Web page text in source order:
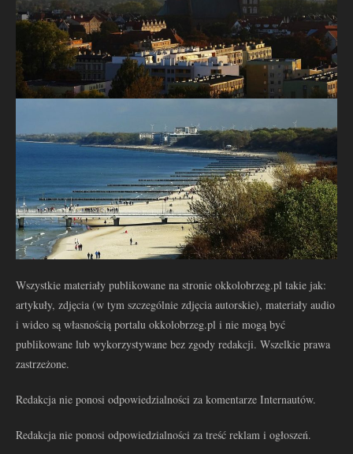
Wszystkie materiały publikowane na stronie okkolobrzeg.pl takie jak:
artykuły, zdjęcia (w tym szczególnie zdjęcia autorskie), materiały audio
i wideo są własnością portalu okkolobrzeg.pl i nie mogą być
publikowane lub wykorzystywane bez zgody redakcji. Wszelkie prawa
zastrzeżone.
Redakcja nie ponosi odpowiedzialności za komentarze Internautów.
Redakcja nie ponosi odpowiedzialności za treść reklam i ogłoszeń.